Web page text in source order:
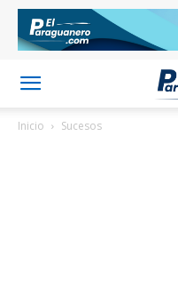
Inicio Sucesos